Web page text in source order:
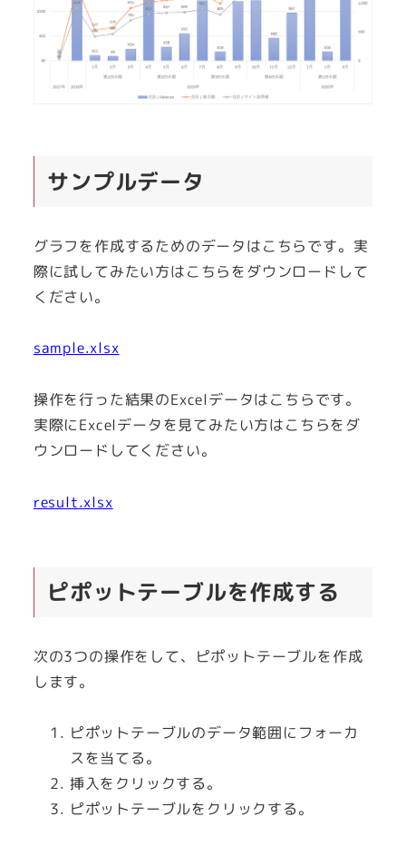
サンプルデータ
グラフを作成するためのデータはこちらです。実
際に試してみたい方はこちらをダウンロードして
ください。
sample.xlsx
操作を行った結果のExcelデータはこちらです。
実際にExcelデータを見てみたい方はこちらをダ
ウンロードしてください。
result.xlsx
ピポットテーブルを作成する
次の3つの操作をして、ピポットテーブルを作成
します。
ピポットテーブルのデータ範囲にフォーカ
スを当てる。
挿入をクリックする。
ピポットテーブルをクリックする。